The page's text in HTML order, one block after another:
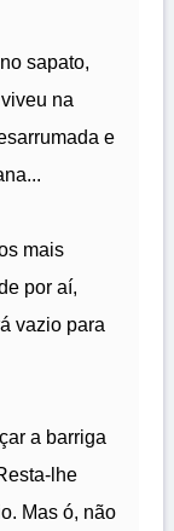
sapato,
na
e
mais
por aí,
vazio para
a barriga
lhe
Mas ó, não